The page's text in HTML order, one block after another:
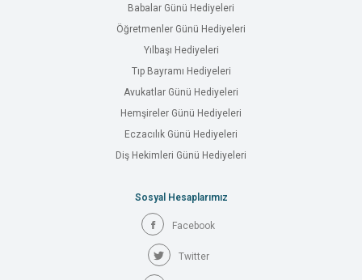
Babalar Günü Hediyeleri
Öğretmenler Günü Hediyeleri
Yılbaşı Hediyeleri
Tıp Bayramı Hediyeleri
Avukatlar Günü Hediyeleri
Hemşireler Günü Hediyeleri
Eczacılık Günü Hediyeleri
Diş Hekimleri Günü Hediyeleri
Sosyal Hesaplarımız
Facebook
Twitter